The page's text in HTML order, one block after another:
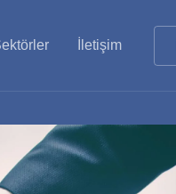
İletişim